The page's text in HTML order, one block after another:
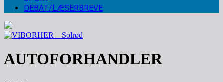
DEBAT/LÆSERBREVE
AUTOFORHANDLER